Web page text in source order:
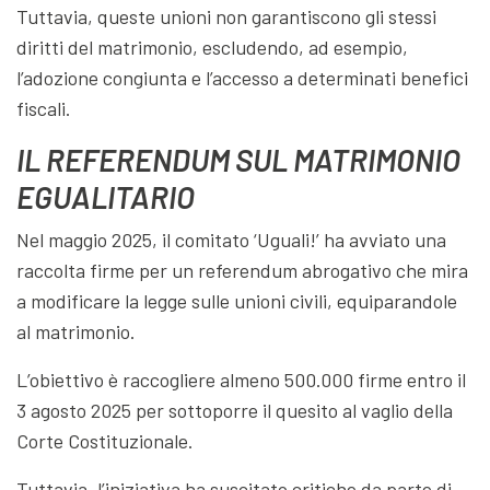
Tuttavia, queste unioni non garantiscono gli stessi
diritti del matrimonio, escludendo, ad esempio,
l’adozione congiunta e l’accesso a determinati benefici
fiscali.
IL REFERENDUM SUL MATRIMONIO
EGUALITARIO
Nel maggio 2025, il comitato ‘Uguali!’ ha avviato una
raccolta firme per un referendum abrogativo che mira
a modificare la legge sulle unioni civili, equiparandole
al matrimonio.
L’obiettivo è raccogliere almeno 500.000 firme entro il
3 agosto 2025 per sottoporre il quesito al vaglio della
Corte Costituzionale.